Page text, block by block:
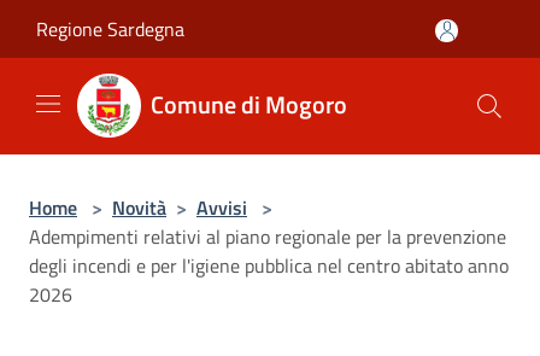
Regione Sardegna
Comune di Mogoro
Home > Novità > Avvisi >
Adempimenti relativi al piano regionale per la prevenzione
degli incendi e per l'igiene pubblica nel centro abitato anno
2026